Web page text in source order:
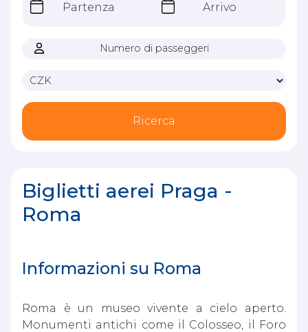
Numero di passeggeri
Partenza Arrivo
Ricerca
Biglietti aerei Praga -
Roma
Informazioni su Roma
Roma è un museo vivente a cielo aperto.
Monumenti antichi come il Colosseo, il Foro